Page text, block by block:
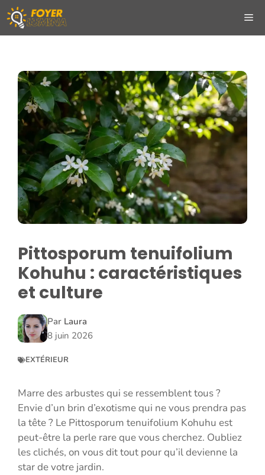
Aller
au
contenu
Pittosporum tenuifolium
Kohuhu : caractéristiques
et culture
Par Laura
8 juin 2026
EXTÉRIEUR
Marre des arbustes qui se ressemblent tous ?
Envie d’un brin d’exotisme qui ne vous prendra pas
la tête ? Le Pittosporum tenuifolium Kohuhu est
peut-être la perle rare que vous cherchez. Oubliez
les clichés, on vous dit tout pour qu’il devienne la
star de votre jardin.